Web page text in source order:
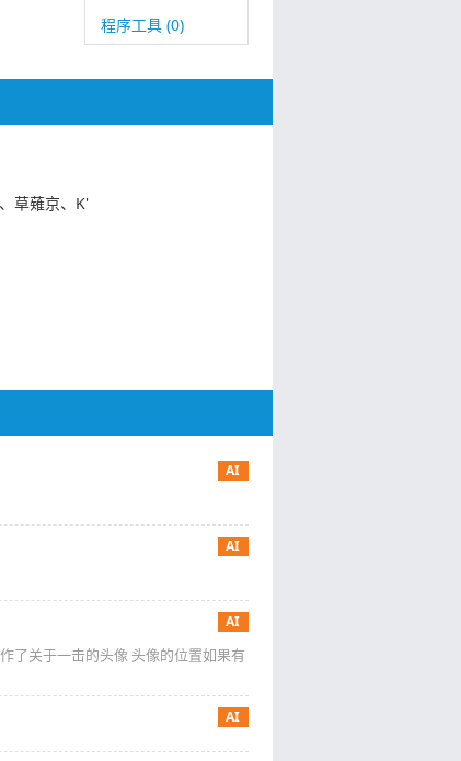
程序工具 (0)
草薙京、K'
AI
AI
AI
了关于一击的头像 头像的位置如果有
AI